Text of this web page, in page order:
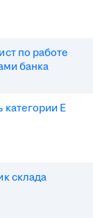
по работе
банка
категории Е
склада